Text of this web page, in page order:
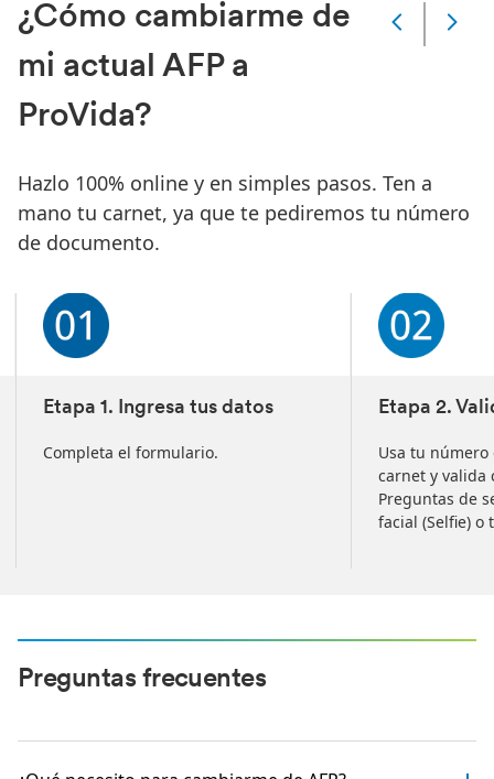
¿Cómo cambiarme de
mi actual AFP a
ProVida?
Slide
Changed
Hazlo 100% online y en simples pasos. Ten a
mano tu carnet, ya que te pediremos tu número
de documento.
Etapa 1. Ingresa tus datos
Completa el formulario.
Etapa 2.
Usa tu
carnet y valida
Preguntas de
facial (Selfie) o
Preguntas frecuentes